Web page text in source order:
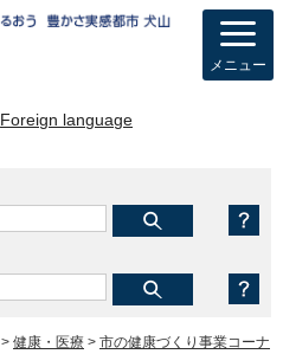
Foreign language
メニュー
> 健康・医療 > 市の健康づくり事業コーナ